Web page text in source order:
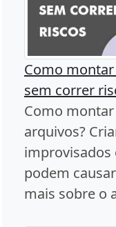
Como
sem correr
Como
arquivos?
improvisados
podem
mais sobre o